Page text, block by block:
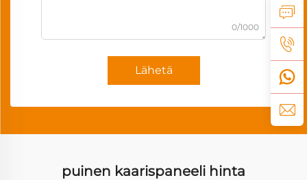
0/1000
Lähetä
puinen kaarispaneeli hinta